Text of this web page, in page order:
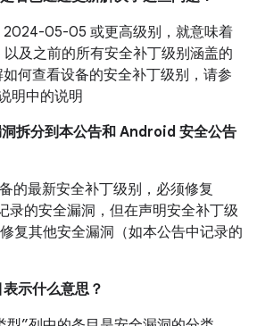
2024-05-05 或更高级别，就意味着
及之前的所有安全补丁级别涵盖的
何查看设备的安全补丁级别，请参
明中的说明
拆分到本公告和 Android 安全公告
的最新安全补丁级别，必须修复
录的安全漏洞，但在声明安全补丁级
复其他安全漏洞（如本公告中记录的
示什么意思？